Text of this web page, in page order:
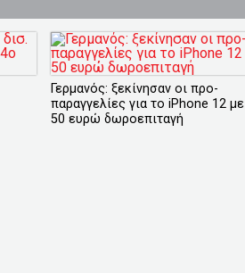
Γερμανός: ξεκίνησαν οι προ-
παραγγελίες για το iPhone 12 με
50 ευρώ δωροεπιταγή